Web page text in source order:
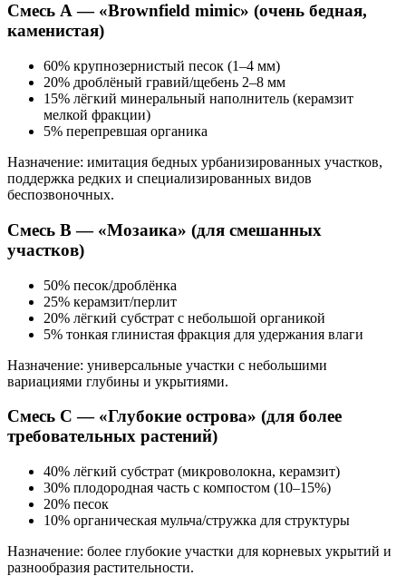
Смесь А — «Brownfield mimic» (очень бедная,
каменистая)
60% крупнозернистый песок (1–4 мм)
20% дроблёный гравий/щебень 2–8 мм
15% лёгкий минеральный наполнитель (керамзит
мелкой фракции)
5% перепревшая органика
Назначение: имитация бедных урбанизированных участков,
поддержка редких и специализированных видов
беспозвоночных.
Смесь B — «Мозаика» (для смешанных
участков)
50% песок/дроблёнка
25% керамзит/перлит
20% лёгкий субстрат с небольшой органикой
5% тонкая глинистая фракция для удержания влаги
Назначение: универсальные участки с небольшими
вариациями глубины и укрытиями.
Смесь C — «Глубокие острова» (для более
требовательных растений)
40% лёгкий субстрат (микроволокна, керамзит)
30% плодородная часть с компостом (10–15%)
20% песок
10% органическая мульча/стружка для структуры
Назначение: более глубокие участки для корневых укрытий и
разнообразия растительности.